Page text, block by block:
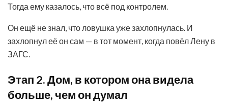
Тогда ему казалось, что всё под контролем.
Он ещё не знал, что ловушка уже захлопнулась. И
захлопнул её он сам — в тот момент, когда повёл Лену в
ЗАГС.
Этап 2. Дом, в котором она видела
больше, чем он думал